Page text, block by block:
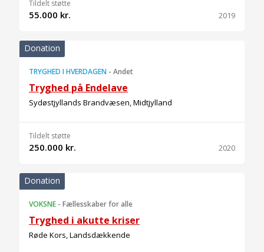
Tildelt støtte
55.000 kr. 2019
Donation
TRYGHED I HVERDAGEN - Andet
Tryghed på Endelave
Sydøstjyllands Brandvæsen, Midtjylland
Tildelt støtte
250.000 kr. 2020
Donation
VOKSNE - Fællesskaber for alle
Tryghed i akutte kriser
Røde Kors, Landsdækkende